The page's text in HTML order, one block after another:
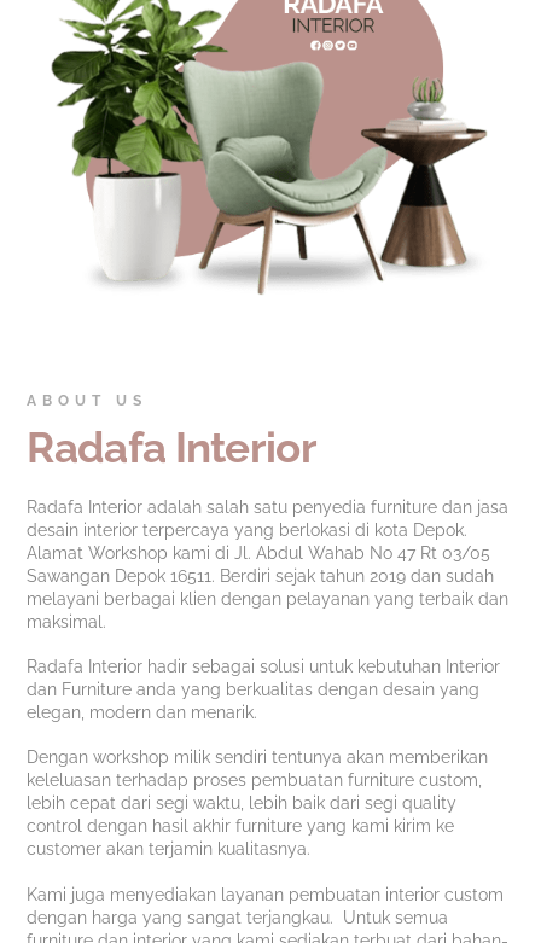
ABOUT US
Radafa Interior
Radafa Interior adalah salah satu penyedia furniture dan jasa
desain interior terpercaya yang berlokasi di kota Depok.
Alamat Workshop kami di Jl. Abdul Wahab No 47 Rt 03/05
Sawangan Depok 16511. Berdiri sejak tahun 2019 dan sudah
melayani berbagai klien dengan pelayanan yang terbaik dan
maksimal.
Radafa Interior hadir sebagai solusi untuk kebutuhan Interior
dan Furniture anda yang berkualitas dengan desain yang
elegan, modern dan menarik.
Dengan workshop milik sendiri tentunya akan memberikan
keleluasan terhadap proses pembuatan furniture custom,
lebih cepat dari segi waktu, lebih baik dari segi quality
control dengan hasil akhir furniture yang kami kirim ke
customer akan terjamin kualitasnya.
Kami juga menyediakan layanan pembuatan interior custom
dengan harga yang sangat terjangkau. Untuk semua